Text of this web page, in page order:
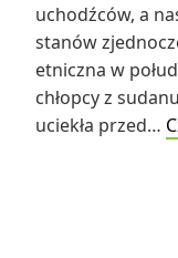
uchodźców, a
stanów
etniczna w
chłopcy z
uciekła przed…